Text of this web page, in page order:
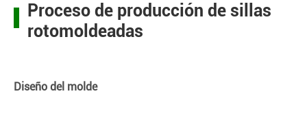
Proceso de producción de sillas
rotomoldeadas
Diseño del molde